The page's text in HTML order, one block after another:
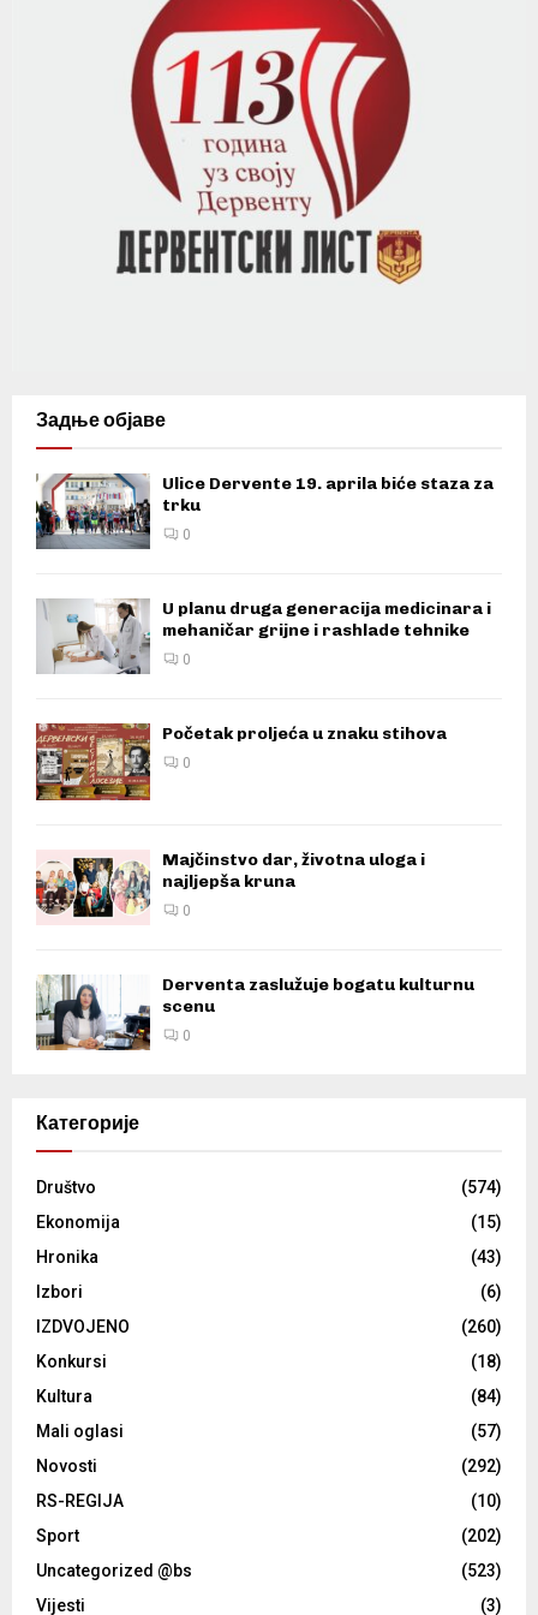
Задње објаве
Ulice Dervente 19. aprila biće staza za
trku
0
U planu druga generacija medicinara i
mehaničar grijne i rashlade tehnike
0
Početak proljeća u znaku stihova
0
Majčinstvo dar, životna uloga i
najljepša kruna
0
Derventa zaslužuje bogatu kulturnu
scenu
0
Категорије
Društvo
(574)
Ekonomija
(15)
Hronika
(43)
Izbori
(6)
IZDVOJENO
(260)
Konkursi
(18)
Kultura
(84)
Mali oglasi
(57)
Novosti
(292)
RS-REGIJA
(10)
Sport
(202)
Uncategorized @bs
(523)
Vijesti
(3)